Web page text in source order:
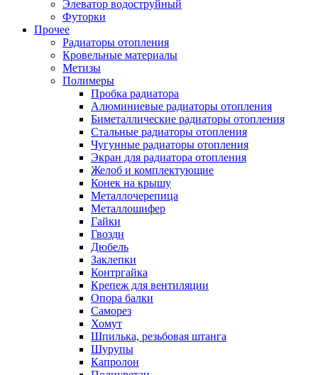
Элеватор водоструйный
Футорки
Прочее
Радиаторы отопления
Кровельные материалы
Метизы
Полимеры
Пробка радиатора
Алюминиевые радиаторы отопления
Биметаллические радиаторы отопления
Стальные радиаторы отопления
Чугунные радиаторы отопления
Экран для радиатора отопления
Желоб и комплектующие
Конек на крышу
Металлочерепица
Металлошифер
Гайки
Гвозди
Дюбель
Заклепки
Контргайка
Крепеж для вентиляции
Опора балки
Саморез
Хомут
Шпилька, резьбовая штанга
Шурупы
Капролон